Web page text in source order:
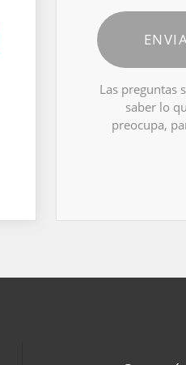
Las preguntas
saber lo
preocupa,